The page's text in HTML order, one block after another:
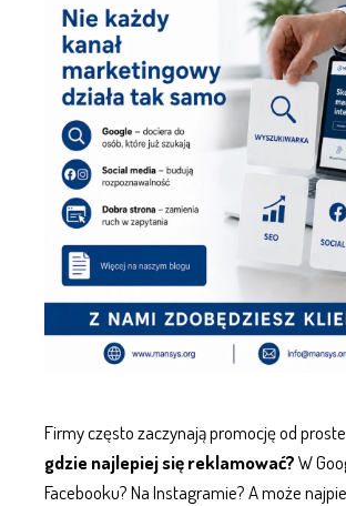
Firmy często zaczynają promocję od
gdzie najlepiej się reklamować?W
Facebooku? Na Instagramie? A może